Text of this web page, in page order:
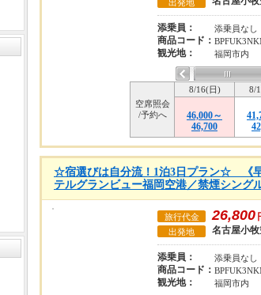
出発地
添乗員： 添乗員なし
商品コード：
観光地： 福岡市内
空席照会
/予約へ
8/16(日) 8/
46,000～
46,700
☆宿選びは自分流！1泊3日プラン☆ 《
テルグランビュー福岡空港／禁煙シング
旅行代金 26,800
出発地 名古屋小
添乗員： 添乗員なし
商品コード：
観光地： 福岡市内